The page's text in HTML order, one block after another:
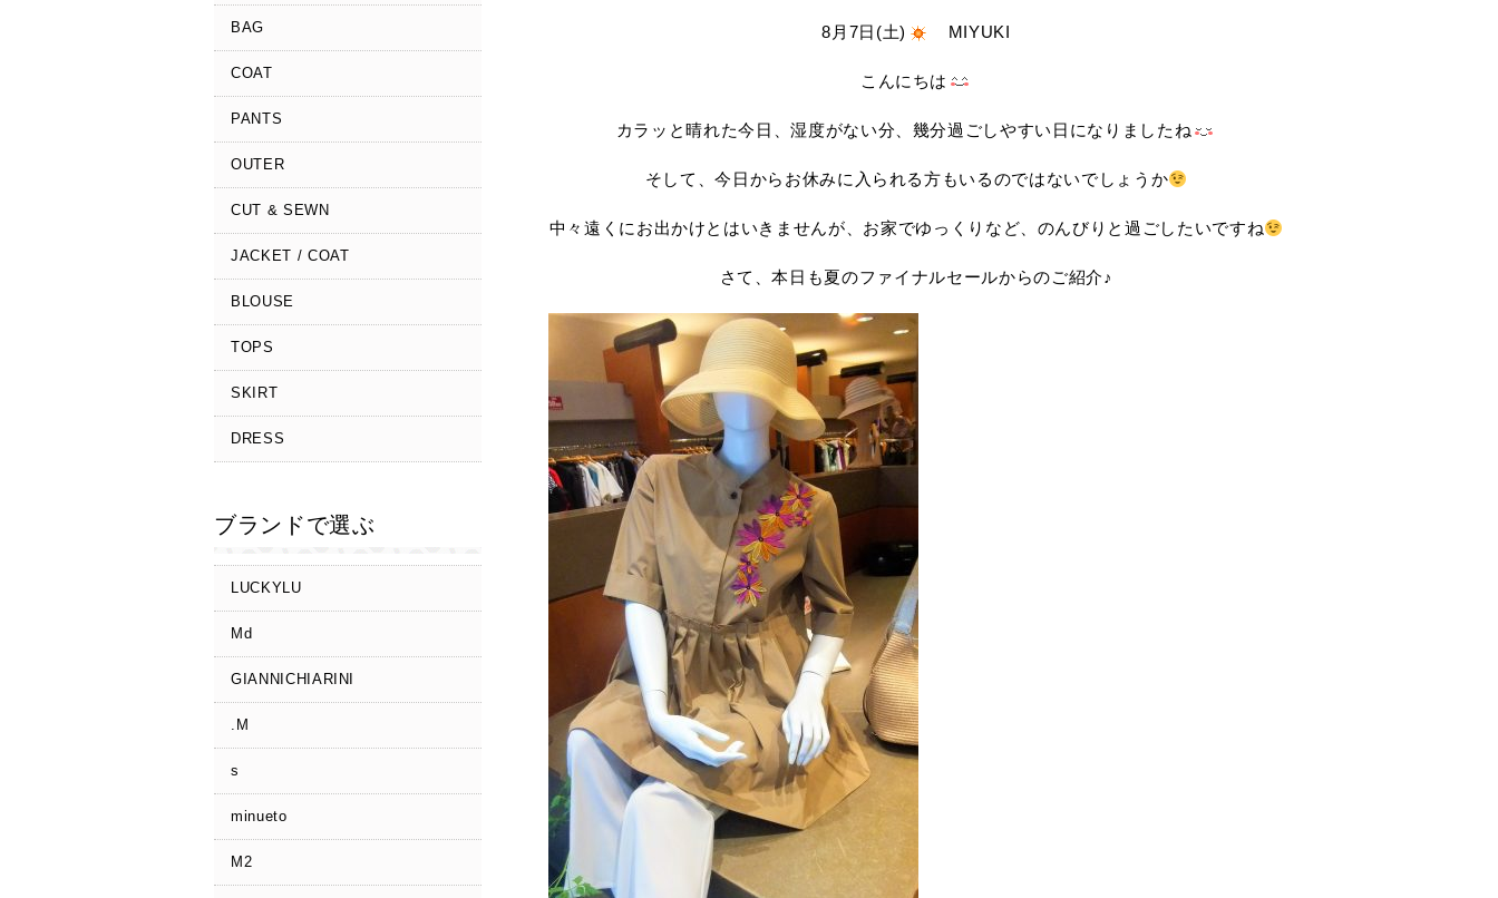
BAG
COAT
PANTS
OUTER
CUT & SEWN
JACKET / COAT
BLOUSE
TOPS
SKIRT
DRESS
ブランドで選ぶ
LUCKYLU
Md
GIANNICHIARINI
.M
s
minueto
M2
8月7日(土) MIYUKI
こんにちは
カラッと晴れた今日、湿度がない分、幾分過ごしやすい日になりましたね
そして、今日からお休みに入られる方もいるのではないでしょうか
中々遠くにお出かけとはいきませんが、お家でゆっくりなど、のんびりと過ごしたいですね
さて、本日も夏のファイナルセールからのご紹介♪